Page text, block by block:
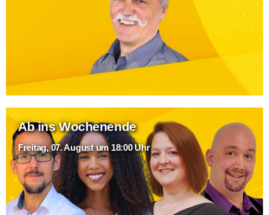
Ab ins Wochenende
Freitag, 07. August um 18:00 Uhr